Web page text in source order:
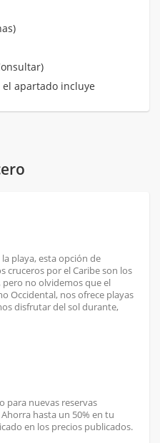
apartado incluye
playa, esta opción de
cruceros por el Caribe son los
pero no olvidemos que el
Occidental, nos ofrece playas
disfrutar del sol durante,
para nuevas reservas
hasta un 50% en tu
en los precios publicados.